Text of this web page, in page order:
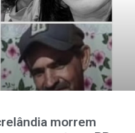
morrem